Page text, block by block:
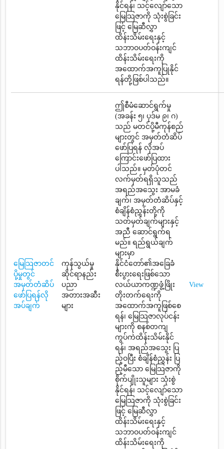
နိုင်ရန်၊ သင့်လျော်သော
မြေသြဇာကို သုံးစွဲခြင်း
ဖြင့် မြေဆီလွှာ
ထိန်းသိမ်းရေးနှင့်
သဘာဝပတ်ဝန်းကျင်
ထိန်းသိမ်းရေးကို
အထောက်အကူပြုနိုင်
ရန်တို့ဖြစ်ပါသည်။
မြေသြဇာတင်
ပို့မှုတွင်
အမှတ်တံဆိပ်
ဖော်ပြရန်လို
အပ်ချက်
ကုန်သွယ်မှု
ဆိုင်ရာနည်း
ပညာ
အတားအဆီး
များ
ဤစီမံဆောင်ရွက်မှု
(အခန်း ၅၊ ပုဒ်မ ၉၊ ဂ)
သည် မတင်ပို့မီကုန်စည်
များတွင် အမှတ်တံဆိပ်
ဖော်ပြရန် လိုအပ်
ကြောင်းဖော်ပြထား
ပါသည်။ မှတ်ပုံတင်
လက်မှတ်ရရှိသူသည်
အရည်အသွေး အာမခံ
ချက်၊ အမှတ်တံဆိပ်နှင့်
စံချိန်စံညွှန်းတို့ကို
သတ်မှတ်ချက်များနှင့်
အညီ ဆောင်ရွက်ရ
မည်။ ရည်ရွယ်ချက်
များမှာ
နိုင်ငံတော်၏အခြေခံ
စီးပွားရေးဖြစ်သော
လယ်ယာကဏ္ဍဖွံ့ဖြိုး
တိုးတက်ရေးကို
အထောက်အကူဖြစ်စေ
ရန်၊ မြေသြဇာလုပ်ငန်း
များကို စနစ်တကျ
ကွပ်ကဲထိန်းသိမ်းနိုင်
ရန်၊ အရည်အသွေး ပြ
ည့်ဝပြီး စံချိန်စံညွှန်း ပြ
ည့်မီသော မြေသြဇာကို
စိုက်ပျိုးသူများ သုံးစွဲ
နိုင်ရန်၊ သင့်လျော်သော
မြေသြဇာကို သုံးစွဲခြင်း
ဖြင့် မြေဆီလွှာ
ထိန်းသိမ်းရေးနှင့်
သဘာဝပတ်ဝန်းကျင်
ထိန်းသိမ်းရေးကို
View